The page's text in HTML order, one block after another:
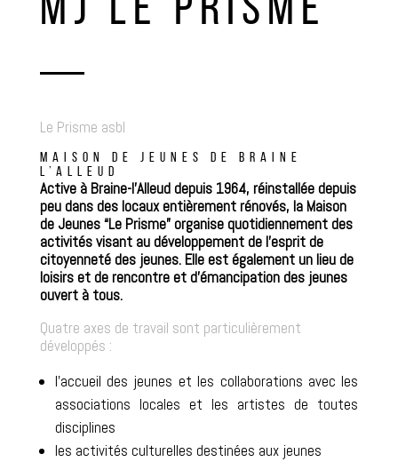
MJ LE PRISME
Le Prisme asbl
MAISON DE JEUNES DE BRAINE
L’ALLEUD
Active à Braine-l’Alleud depuis 1964, réinstallée depuis
peu dans des locaux entièrement rénovés, la Maison
de Jeunes “Le Prisme” organise quotidiennement des
activités visant au développement de l’esprit de
citoyenneté des jeunes. Elle est également un lieu de
loisirs et de rencontre et d’émancipation des jeunes
ouvert à tous.
Quatre axes de travail sont particulièrement
développés :
l’accueil des jeunes et les collaborations avec les
associations locales et les artistes de toutes
disciplines
les activités culturelles destinées aux jeunes